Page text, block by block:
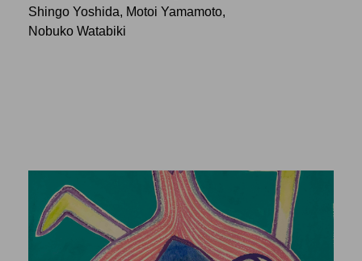
Shingo Yoshida, Motoi Yamamoto,
Nobuko Watabiki